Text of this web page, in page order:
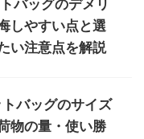
バッグのデメリ
しやすい点と選
い注意点を解説
バッグのサイズ
物の量・使い勝